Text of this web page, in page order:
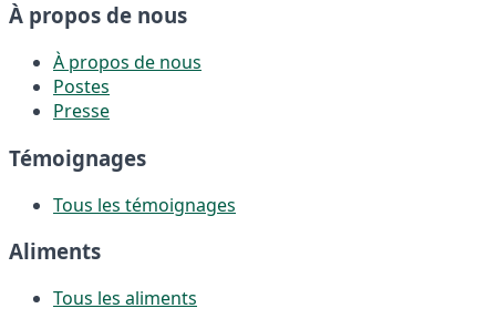
À propos de nous
À propos de nous
Postes
Presse
Témoignages
Tous les témoignages
Aliments
Tous les aliments